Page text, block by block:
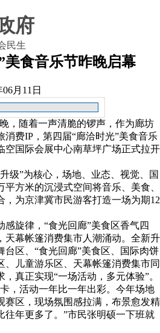
民生
美食音乐节昨晚启幕
06月11日
，随着一声清脆的锣声，作为廊坊
费IP，第四届“廊洽时光”美食音乐
空国际会展中心南草坪广场正式拉开
级”为核心，场地、业态、视觉、国
平方米的沉浸式空间将音乐、美食、
，为京津冀市民游客打造一场为期12
感旋律，“食光回廊”美食区香气四
天幕帐篷消费集市人潮涌动。全新升
区、“食光回廊”美食区、国际肉饼
、儿童游乐区、天幕帐篷消费集市同
真正实现“一场活动，多元体验”。
，活动一年比一年出彩。今年场地
赛区，现场氛围感拉满，布景愈发精
往年更多了。”市民张明硕一下班就